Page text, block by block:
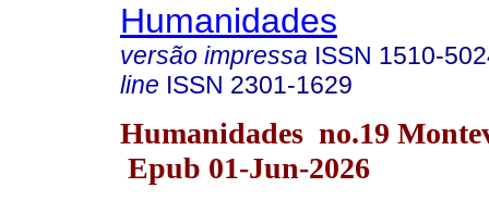
Humanidades
versão impressa ISSN 1510-
line ISSN 2301-1629
Humanidades no.19
Epub 01-Jun-2026